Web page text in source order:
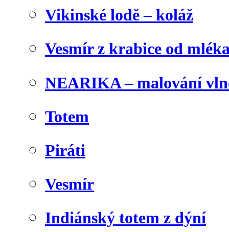
Vikinské lodě – koláž
Vesmír z krabice od
NEARIKA – malování
Totem
Piráti
Vesmír
Indiánský totem z dýní